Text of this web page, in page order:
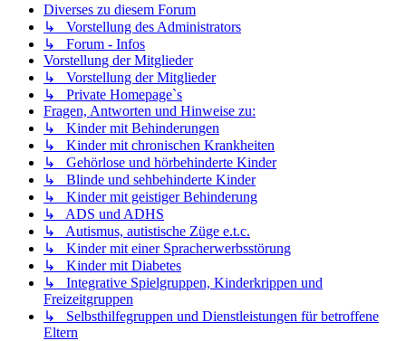
Diverses zu diesem Forum
↳ Vorstellung des Administrators
↳ Forum - Infos
Vorstellung der Mitglieder
↳ Vorstellung der Mitglieder
↳ Private Homepage`s
Fragen, Antworten und Hinweise zu:
↳ Kinder mit Behinderungen
↳ Kinder mit chronischen Krankheiten
↳ Gehörlose und hörbehinderte Kinder
↳ Blinde und sehbehinderte Kinder
↳ Kinder mit geistiger Behinderung
↳ ADS und ADHS
↳ Autismus, autistische Züge e.t.c.
↳ Kinder mit einer Spracherwerbsstörung
↳ Kinder mit Diabetes
↳ Integrative Spielgruppen, Kinderkrippen und
Freizeitgruppen
↳ Selbsthilfegruppen und Dienstleistungen für betroffene
Eltern